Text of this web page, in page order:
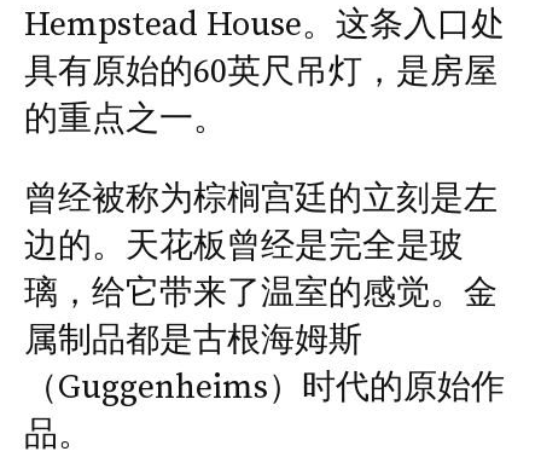
Hempstead House。这条入口处
具有原始的60英尺吊灯，是房屋
的重点之一。
曾经被称为棕榈宫廷的立刻是左
边的。天花板曾经是完全是玻
璃，给它带来了温室的感觉。金
属制品都是古根海姆斯
（Guggenheims）时代的原始作
品。